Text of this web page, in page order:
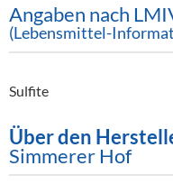
Angaben nach
(Lebensmittel-
Sulfite
Über den
Simmerer Hof